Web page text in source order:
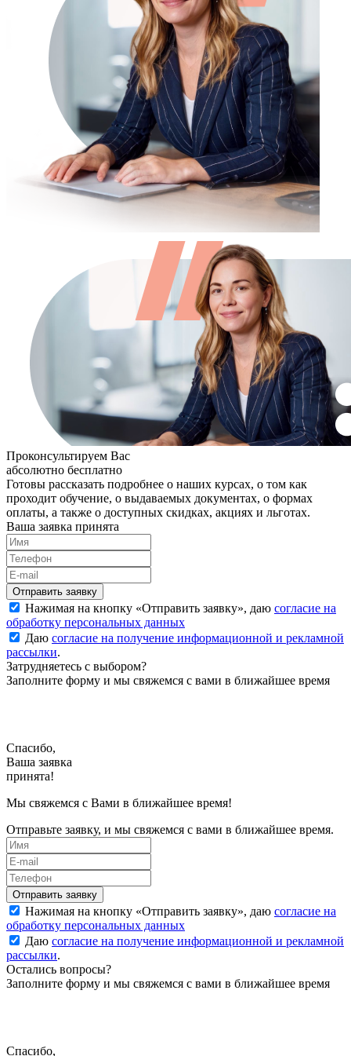
Проконсультируем Вас
абсолютно бесплатно
Готовы рассказать подробнее о наших курсах, о том как
проходит обучение, о выдаваемых документах, о формах
оплаты, а также о доступных скидках, акциях и льготах.
Ваша заявка принята
Нажимая на кнопку «Отправить заявку», даю согласие на
обработку персональных данных
Даю согласие на получение информационной и рекламной
рассылки.
Затрудняетесь с выбором?
Заполните форму и мы свяжемся с вами в ближайшее время
Спасибо,
Ваша заявка
принята!
Мы свяжемся с Вами в ближайшее время!
Отправьте заявку, и мы свяжемся с вами в ближайшее время.
Нажимая на кнопку «Отправить заявку», даю согласие на
обработку персональных данных
Даю согласие на получение информационной и рекламной
рассылки.
Остались вопросы?
Заполните форму и мы свяжемся с вами в ближайшее время
Спасибо,